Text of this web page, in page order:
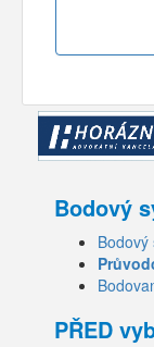
Bodový
Bodový
PŘED